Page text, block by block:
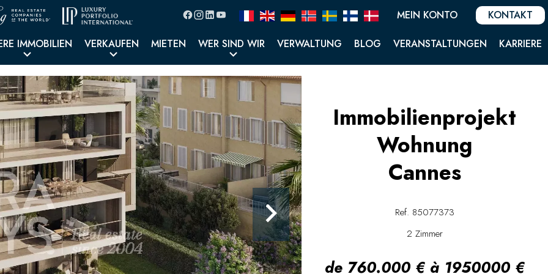
MEIN KONTO KONTAKT
IMMOBILIEN VERKAUFEN MIETEN WER SIND WIR VERWALTUNG BLOG VERANSTALTUNGEN KARRIERE
Immobilienprojekt
Wohnung
Cannes
Ref. 85077373
2 Zimmer
de 760.000 € à 1950000 €